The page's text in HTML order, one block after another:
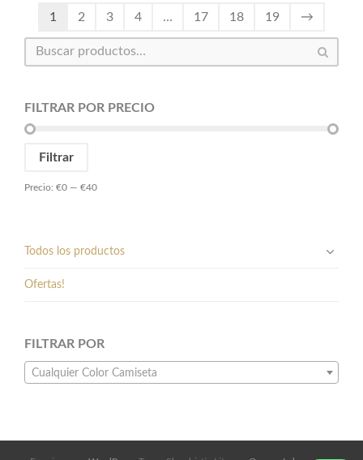
1 2 3 4 … 17 18 19 →
FILTRAR POR PRECIO
Filtrar
Precio: €0 — €40
Todos los productos
Ofertas!
FILTRAR POR
Cualquier Color Camiseta